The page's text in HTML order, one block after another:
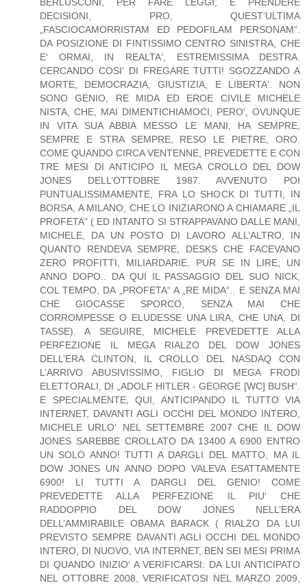
DECISIONI, PRO, QUEST‘ULTIMA
„FASCIOCAMORRISTAM ED PEDOFILAM PERSONAM“.
DA POSIZIONE DI FINTISSIMO CENTRO SINISTRA, CHE
E‘ ORMAI, IN REALTA‘, ESTREMISSIMA DESTRA.
CERCANDO COSI‘ DI FREGARE TUTTI! SGOZZANDO A
MORTE, DEMOCRAZIA, GIUSTIZIA, E LIBERTA‘. NON
SONO GENIO, RE MIDA ED EROE CIVILE MICHELE
NISTA, CHE, MAI DIMENTICHIAMOCI, PERO', OVUNQUE
IN VITA SUA ABBIA MESSO LE MANI, HA SEMPRE,
SEMPRE E STRA SEMPRE, RESO LE PIETRE, ORO.
COME QUANDO CIRCA VENTENNE, PREVEDETTE E CON
TRE MESI DI ANTICIPO IL MEGA CROLLO DEL DOW
JONES DELL’OTTOBRE 1987. AVVENUTO POI
PUNTUALISSIMAMENTE, FRA LO SHOCK DI TUTTI, IN
BORSA, A MILANO, CHE LO INIZIARONO A CHIAMARE „IL
PROFETA“ ( ED INTANTO SI STRAPPAVANO DALLE MANI,
MICHELE, DA UN POSTO DI LAVORO ALL’ALTRO, IN
QUANTO RENDEVA SEMPRE, DESKS CHE FACEVANO
ZERO PROFITTI, MILIARDARIE, PUR SE IN LIRE, UN
ANNO DOPO.. DA QUI IL PASSAGGIO DEL SUO NICK,
COL TEMPO, DA „PROFETA“ A „RE MIDA“.. E SENZA MAI
CHE GIOCASSE SPORCO, SENZA MAI CHE
CORROMPESSE O ELUDESSE UNA LIRA, CHE UNA, DI
TASSE). A SEGUIRE, MICHELE PREVEDETTE ALLA
PERFEZIONE IL MEGA RIALZO DEL DOW JONES
DELL’ERA CLINTON, IL CROLLO DEL NASDAQ CON
L’ARRIVO ABUSIVISSIMO, FIGLIO DI MEGA FRODI
ELETTORALI, DI „ADOLF HITLER - GEORGE [WC] BUSH“.
E SPECIALMENTE, QUI, ANTICIPANDO IL TUTTO VIA
INTERNET, DAVANTI AGLI OCCHI DEL MONDO INTERO,
MICHELE URLO‘ NEL SETTEMBRE 2007 CHE IL DOW
JONES SAREBBE CROLLATO DA 13400 A 6900 ENTRO
UN SOLO ANNO! TUTTI A DARGLI DEL MATTO, MA IL
DOW JONES UN ANNO DOPO VALEVA ESATTAMENTE
6900! LI TUTTI A DARGLI DEL GENIO! COME
PREVEDETTE ALLA PERFEZIONE IL PIU‘ CHE
RADDOPPIO DEL DOW JONES NELL’ERA
DELL’AMMIRABILE OBAMA BARACK ( RIALZO DA LUI
PREVISTO SEMPRE DAVANTI AGLI OCCHI DEL MONDO
INTERO, DI NUOVO, VIA INTERNET, BEN SEI MESI PRIMA
DI QUANDO INIZIO‘ A VERIFICARSI: DA LUI ANTICIPATO
NEL OTTOBRE 2008, VERIFICATOSI NEL MARZO 2009,